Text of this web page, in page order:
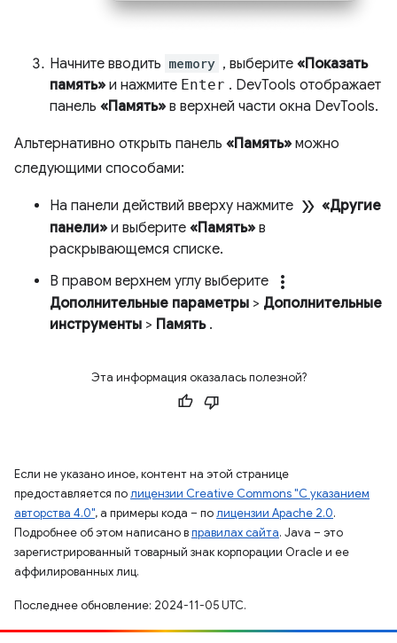
Начните вводить memory , выберите «Показать
память» и нажмите Enter . DevTools отображает
панель «Память» в верхней части окна DevTools.
Альтернативно открыть панель «Память» можно
следующими способами:
На панели действий вверху нажмите double_arrow «Другие
панели» и выберите «Память» в
раскрывающемся списке.
В правом верхнем углу выберите
more_vert
Дополнительные параметры > Дополнительные
инструменты > Память.
Эта информация оказалась полезной?
Если не указано иное, контент на этой странице
предоставляется полицензии Creative Commons "С указанием
авторства 4.0", а примеры кода – полицензии Apache 2.0.
Подробнее об этом написано вправилах сайта. Java – это
зарегистрированный товарный знак корпорации Oracle и ее
аффилированных лиц.
Последнее обновление: 2024-11-05 UTC.